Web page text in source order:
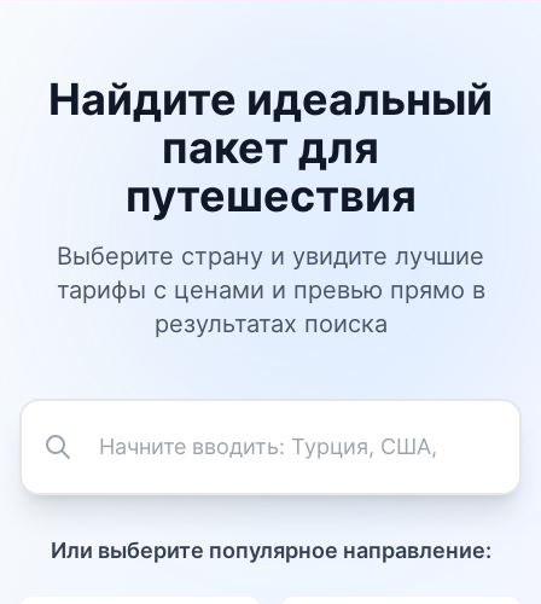
Найдите идеальный
пакет для
путешествия
Выберите страну и увидите лучшие
тарифы с ценами и превью прямо в
результатах поиска
Или выберите популярное направление: